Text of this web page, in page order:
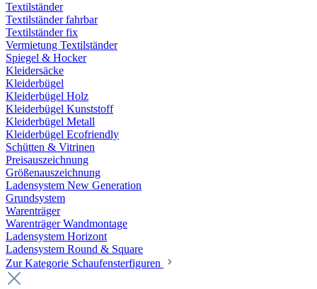
Textilständer
Textilständer fahrbar
Textilständer fix
Vermietung Textilständer
Spiegel & Hocker
Kleidersäcke
Kleiderbügel
Kleiderbügel Holz
Kleiderbügel Kunststoff
Kleiderbügel Metall
Kleiderbügel Ecofriendly
Schütten & Vitrinen
Preisauszeichnung
Größenauszeichnung
Ladensystem New Generation
Grundsystem
Warenträger
Warenträger Wandmontage
Ladensystem Horizont
Ladensystem Round & Square
Zur Kategorie Schaufenster­figuren